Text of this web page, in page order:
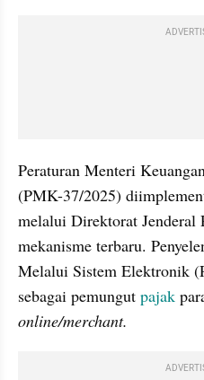
Peraturan Menteri
(PMK-37/2025)
melalui Direktorat Jenderal
mekanisme terbaru.
Melalui Sistem Elektronik
sebagai pemungut pajak
online/merchant.